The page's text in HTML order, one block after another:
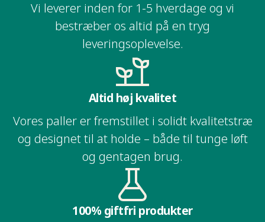
Vi leverer inden for 1-5 hverdage og vi
bestræber os altid på en tryg
leveringsoplevelse.​​​​‌ ‍ ​‍​‍‌‍ ‌ ​‍‌‍‍‌‌‍‌ ‌‍‍‌‌‍ ‍​‍​‍​ ‍‍​‍​‍‌ ​ ‌‍​‌‌‍ ‍‌‍‍‌‌ ‌​‌ ‍‌​‍ ‍‌‍‍‌‌‍ ​‍​‍​‍ ​​‍​‍‌‍‍​‌ ​‍‌‍‌‌‌‍‌‍​‍​‍​ ‍‍​‍​‍‌ ​ ‌ ‌‌‌ ​​‌‍‌‌‌ ​‍​‍ ‌‌‍ ​‌‍ ‌‍‌ ‌‍‍‌‌‍ ‍​‍ ‌‍‍‌‌‍ ‍‌ ‌​‌‍‌‌‌‍ ‍‌ ‌​​‍ ‌‍‌‌‌‍‌​‌‍‍‌‌ ‌​​‍ ‌‍ ‌‌‍ ‌‍‌​‌‍‌‌​ ‌‌ ​​‌ ​‍‌‍‌‌‌ ​ ‌‍‌‌‌‍ ‍‌ ‌​‌‍​‌‌ ‌​‌‍‍‌‌‍ ‌‍ ‍​ ‍ ‌‍‍‌‌‍‌​​ ‌‌ ​ ‌‍‍​‌‍ ‌ ​​‌‍‍‌‌‍‌‍‌ ‍‌‌​​ ‌‍ ‌‍ ​‌‍ ​‌‍‌‌‌‍​ ‌ ‌​‌‍‍‌‌‍ ‌‍ ‍​‍ ‌​ ​‍​ ‍​​ ‌ ​ ‌ ​ ‌ ​ ​‌​ ​ ​ ‌‍​ ​‌​ ‌​​ ‍​​ ‌ ​ ‍ ‌ ‌​‌ ‍‌‌ ​​‌‍‌‌​ ‌‌‍​ ‌‍ ‌‍ ​‌‍ ​‌‍‌‌‌‍​ ‌ ‌​‌‍‍‌‌‍ ‌‍ ‍​ ‍ ‌ ​​‌‍​‌‌ ‌​‌‍‍​​ ‌‌ ​​‌‍​‌‌‍‌ ‌‍‌‌‌​​‍‌ ‌‌‌‍‍‌‌‍ ​‌‍‌​‌‍‌‌‌ ​‍​‍‌‌​ ‌‌‌​​‍‌‌ ‌‍‍ ‌‍‌‌‌ ‍‌​‍‌‌​ ​ ‌​‌​​‍‌‌​ ​ ‌​‌​​‍‌‌​ ​‍​ ​‍​ ​​‌‍‌‌‌‍​‍‌‍‌‍‌‍​‍‌‍‌​​ ‍‌‌‍‌‌​ ​​​ ​ ​ ​ ‌‍‌‍​‍‌‌​ ​‍​ ​‍​‍‌‌​ ‌‌‌​‌​​‍ ‍‌‍​‍‌‍ ‌ ‍​‌‍‌‌‌ ​ ​‍‌‌​ ‌‌‌​​‍‌‌ ‌‍‍ ‌‍‌‌‌ ‍‌​‍‌‌​ ​ ‌​‌​​‍‌‌​ ​ ‌​‌​​‍‌‌​ ​‍​ ​‍​ ‌‌‌‍‌‍​ ‍‌‌‍‌​​ ‌ ​ ‌‍​ ​‌​ ‌‍‌‍‌‍​ ‍‌​ ​‌​ ‌​​‍‌‌​ ​‍​ ​‍​‍‌‌​ ‌‌‌​‌​​‍ ‍‌‍​ ‌‍ ‌‍ ‍‌ ‌​‌‍‌‌‌‍ ‍‌ ‌​​ ‌‍​‍‌‍​‌‌ ​ ‌‍‌‌‌‌‌‌‌ ​‍‌‍ ​​ ‌‌ ​ ‌ ‌‌‌ ​​‌‍‌‌‌ ​‍​‍ ‌‌‍ ​‌‍ ‌‍‌ ‌‍‍‌‌‍ ‍​‍‌‍‌‍‍‌‌‍‌​​ ‌‌ ​ ‌‍‍​‌‍ ‌ ​​‌‍‍‌‌‍‌‍‌ ‍‌‌​​ ‌‍ ‌‍ ​‌‍ ​‌‍‌‌‌‍​ ‌ ‌​‌‍‍‌‌‍ ‌‍ ‍​‍ ‌​ ​‍​ ‍​​ ‌ ​ ‌ ​ ‌ ​ ​‌​ ​ ​ ‌‍​ ​‌​ ‌​​ ‍​​ ‌ ​‍‌‍‌ ‌​‌ ‍‌‌ ​​‌‍‌‌​ ‌‌‍​ ‌‍ ‌‍ ​‌‍ ​‌‍‌‌‌‍​ ‌ ‌​‌‍‍‌‌‍ ‌‍ ‍​‍‌‍‌ ​​‌‍​‌‌ ‌​‌‍‍​​ ‌‌ ​​‌‍​‌‌‍‌ ‌‍‌‌‌​​‍‌ ‌‌‌‍‍‌‌‍ ​‌‍‌​‌‍‌‌‌ ​‍​‍‌‌​ ‌‌‌​​‍‌‌ ‌‍‍ ‌‍‌‌‌ ‍‌​‍‌‌​ ​ ‌​‌​​‍‌‌​ ​ ‌​‌​​‍‌‌​ ​‍​ ​‍​ ​​‌‍‌‌‌‍​‍‌‍‌‍‌‍​‍‌‍‌​​ ‍‌‌‍‌‌​ ​​​ ​ ​ ​ ‌‍‌‍​‍‌‌​ ​‍​ ​‍​‍‌‌​ ‌‌‌​‌​​‍ ‍‌‍​‍‌‍ ‌ ‍​‌‍‌‌‌ ​ ​‍‌‌​ ‌‌‌​​‍‌‌ ‌‍‍ ‌‍‌‌‌ ‍‌​‍‌‌​ ​ ‌​‌​​‍‌‌​ ​ ‌​‌​​‍‌‌​ ​‍​ ​‍​ ‌‌‌‍‌‍​ ‍‌‌‍‌​​ ‌ ​ ‌‍​ ​‌​ ‌‍‌‍‌‍​ ‍‌​ ​‌​ ‌​​‍‌‌​ ​‍​ ​‍​‍‌‌​ ‌‌‌​‌​​‍ ‍‌‍​ ‌‍ ‌‍ ‍‌ ‌​‌‍‌‌‌‍ ‍‌ ‌​​‍‌‍‌ ​​‌‍‌‌‌ ​‍‌ ​ ‌ ​​‌‍‌‌‌‍​ ‌ ‌​‌‍‍‌‌ ‌‍‌‍‌‌​ ‌‌ ​​‌ ‌‌‌‍​‍‌‍ ​‌‍‍‌‌ ​ ‌‍‍​‌‍‌‌‌‍‌​​‍​‍‌ ‌
Altid høj kvalitet​​​​‌ ‍ ​‍​‍‌‍ ‌ ​‍‌‍‍‌‌‍‌ ‌‍‍‌‌‍ ‍​‍​‍​ ‍‍​‍​‍‌ ​ ‌‍​‌‌‍ ‍‌‍‍‌‌ ‌​‌ ‍‌​‍ ‍‌‍‍‌‌‍ ​‍​‍​‍ ​​‍​‍‌‍‍​‌ ​‍‌‍‌‌‌‍‌‍​‍​‍​ ‍‍​‍​‍‌ ​ ‌ ‌‌‌ ​​‌‍‌‌‌ ​‍​‍ ‌‌‍ ​‌‍ ‌‍‌ ‌‍‍‌‌‍ ‍​‍ ‌‍‍‌‌‍ ‍‌ ‌​‌‍‌‌‌‍ ‍‌ ‌​​‍ ‌‍‌‌‌‍‌​‌‍‍‌‌ ‌​​‍ ‌‍ ‌‌‍ ‌‍‌​‌‍‌‌​ ‌‌ ​​‌ ​‍‌‍‌‌‌ ​ ‌‍‌‌‌‍ ‍‌ ‌​‌‍​‌‌ ‌​‌‍‍‌‌‍ ‌‍ ‍​ ‍ ‌‍‍‌‌‍‌​​ ‌‌ ​ ‌‍‍​‌‍ ‌ ​​‌‍‍‌‌‍‌‍‌ ‍‌‌​​ ‌‍ ‌‍ ​‌‍ ​‌‍‌‌‌‍​ ‌ ‌​‌‍‍‌‌‍ ‌‍ ‍​‍ ‌​ ​‍​ ‍​​ ‌ ​ ‌ ​ ‌ ​ ​‌​ ​ ​ ‌‍​ ​‌​ ‌​​ ‍​​ ‌ ​ ‍ ‌ ‌​‌ ‍‌‌ ​​‌‍‌‌​ ‌‌‍​ ‌‍ ‌‍ ​‌‍ ​‌‍‌‌‌‍​ ‌ ‌​‌‍‍‌‌‍ ‌‍ ‍​ ‍ ‌ ​​‌‍​‌‌ ‌​‌‍‍​​ ‌‌ ​​‌‍​‌‌‍‌ ‌‍‌‌‌​​‍‌ ‌‌‌‍‍‌‌‍ ​‌‍‌​‌‍‌‌‌ ​‍​‍‌‌​ ‌‌‌​​‍‌‌ ‌‍‍ ‌‍‌‌‌ ‍‌​‍‌‌​ ​ ‌​‌​​‍‌‌​ ​ ‌​‌​​‍‌‌​ ​‍​ ​‍​ ​​‌‍‌‌‌‍​‍‌‍‌‍‌‍​‍‌‍‌​​ ‍‌‌‍‌‌​ ​​​ ​ ​ ​ ‌‍‌‍​‍‌‌​ ​‍​ ​‍​‍‌‌​ ‌‌‌​‌​​‍ ‍‌‍​‍‌‍ ‌ ‍​‌‍‌‌‌ ​ ​‍‌‌​ ‌‌‌​​‍‌‌ ‌‍‍ ‌‍‌‌‌ ‍‌​‍‌‌​ ​ ‌​‌​​‍‌‌​ ​ ‌​‌​​‍‌‌​ ​‍​ ​‍​ ‌ ​ ‌ ​ ‌‌​ ​ ‌‍‌‌‌‍‌‌​ ​‌​ ‌​‌‍‌‍​ ​‍​ ​‌​ ​ ​‍‌‌​ ​‍​ ​‍​‍‌‌​ ‌‌‌​‌​​‍ ‍‌ ‌​‌‍‍‌‌ ‌​‌‍ ​‌‍‌‌​ ‌‍​‍‌‍​‌‌ ​ ‌‍‌‌‌‌‌‌‌ ​‍‌‍ ​​ ‌‌ ​ ‌ ‌‌‌ ​​‌‍‌‌‌ ​‍​‍ ‌‌‍ ​‌‍ ‌‍‌ ‌‍‍‌‌‍ ‍​‍‌‍‌‍‍‌‌‍‌​​ ‌‌ ​ ‌‍‍​‌‍ ‌ ​​‌‍‍‌‌‍‌‍‌ ‍‌‌​​ ‌‍ ‌‍ ​‌‍ ​‌‍‌‌‌‍​ ‌ ‌​‌‍‍‌‌‍ ‌‍ ‍​‍ ‌​ ​‍​ ‍​​ ‌ ​ ‌ ​ ‌ ​ ​‌​ ​ ​ ‌‍​ ​‌​ ‌​​ ‍​​ ‌ ​‍‌‍‌ ‌​‌ ‍‌‌ ​​‌‍‌‌​ ‌‌‍​ ‌‍ ‌‍ ​‌‍ ​‌‍‌‌‌‍​ ‌ ‌​‌‍‍‌‌‍ ‌‍ ‍​‍‌‍‌ ​​‌‍​‌‌ ‌​‌‍‍​​ ‌‌ ​​‌‍​‌‌‍‌ ‌‍‌‌‌​​‍‌ ‌‌‌‍‍‌‌‍ ​‌‍‌​‌‍‌‌‌ ​‍​‍‌‌​ ‌‌‌​​‍‌‌ ‌‍‍ ‌‍‌‌‌ ‍‌​‍‌‌​ ​ ‌​‌​​‍‌‌​ ​ ‌​‌​​‍‌‌​ ​‍​ ​‍​ ​​‌‍‌‌‌‍​‍‌‍‌‍‌‍​‍‌‍‌​​ ‍‌‌‍‌‌​ ​​​ ​ ​ ​ ‌‍‌‍​‍‌‌​ ​‍​ ​‍​‍‌‌​ ‌‌‌​‌​​‍ ‍‌‍​‍‌‍ ‌ ‍​‌‍‌‌‌ ​ ​‍‌‌​ ‌‌‌​​‍‌‌ ‌‍‍ ‌‍‌‌‌ ‍‌​‍‌‌​ ​ ‌​‌​​‍‌‌​ ​ ‌​‌​​‍‌‌​ ​‍​ ​‍​ ‌ ​ ‌ ​ ‌‌​ ​ ‌‍‌‌‌‍‌‌​ ​‌​ ‌​‌‍‌‍​ ​‍​ ​‌​ ​ ​‍‌‌​ ​‍​ ​‍​‍‌‌​ ‌‌‌​‌​​‍ ‍‌ ‌​‌‍‍‌‌ ‌​‌‍ ​‌‍‌‌​‍‌‍‌ ​​‌‍‌‌‌ ​‍‌ ​ ‌ ​​‌‍‌‌‌‍​ ‌ ‌​‌‍‍‌‌ ‌‍‌‍‌‌​ ‌‌ ​​‌ ‌‌‌‍​‍‌‍ ​‌‍‍‌‌ ​ ‌‍‍​‌‍‌‌‌‍‌​​‍​‍‌ ‌
Vores paller er fremstillet i solidt kvalitetstræ
og designet til at holde – både til tunge løft
og gentagen brug.​​​​‌ ‍ ​‍​‍‌‍ ‌ ​‍‌‍‍‌‌‍‌ ‌‍‍‌‌‍ ‍​‍​‍​ ‍‍​‍​‍‌ ​ ‌‍​‌‌‍ ‍‌‍‍‌‌ ‌​‌ ‍‌​‍ ‍‌‍‍‌‌‍ ​‍​‍​‍ ​​‍​‍‌‍‍​‌ ​‍‌‍‌‌‌‍‌‍​‍​‍​ ‍‍​‍​‍‌ ​ ‌ ‌‌‌ ​​‌‍‌‌‌ ​‍​‍ ‌‌‍ ​‌‍ ‌‍‌ ‌‍‍‌‌‍ ‍​‍ ‌‍‍‌‌‍ ‍‌ ‌​‌‍‌‌‌‍ ‍‌ ‌​​‍ ‌‍‌‌‌‍‌​‌‍‍‌‌ ‌​​‍ ‌‍ ‌‌‍ ‌‍‌​‌‍‌‌​ ‌‌ ​​‌ ​‍‌‍‌‌‌ ​ ‌‍‌‌‌‍ ‍‌ ‌​‌‍​‌‌ ‌​‌‍‍‌‌‍ ‌‍ ‍​ ‍ ‌‍‍‌‌‍‌​​ ‌‌ ​ ‌‍‍​‌‍ ‌ ​​‌‍‍‌‌‍‌‍‌ ‍‌‌​​ ‌‍ ‌‍ ​‌‍ ​‌‍‌‌‌‍​ ‌ ‌​‌‍‍‌‌‍ ‌‍ ‍​‍ ‌​ ​‍​ ‍​​ ‌ ​ ‌ ​ ‌ ​ ​‌​ ​ ​ ‌‍​ ​‌​ ‌​​ ‍​​ ‌ ​ ‍ ‌ ‌​‌ ‍‌‌ ​​‌‍‌‌​ ‌‌‍​ ‌‍ ‌‍ ​‌‍ ​‌‍‌‌‌‍​ ‌ ‌​‌‍‍‌‌‍ ‌‍ ‍​ ‍ ‌ ​​‌‍​‌‌ ‌​‌‍‍​​ ‌‌ ​​‌‍​‌‌‍‌ ‌‍‌‌‌​​‍‌ ‌‌‌‍‍‌‌‍ ​‌‍‌​‌‍‌‌‌ ​‍​‍‌‌​ ‌‌‌​​‍‌‌ ‌‍‍ ‌‍‌‌‌ ‍‌​‍‌‌​ ​ ‌​‌​​‍‌‌​ ​ ‌​‌​​‍‌‌​ ​‍​ ​‍​ ​​‌‍‌‌‌‍​‍‌‍‌‍‌‍​‍‌‍‌​​ ‍‌‌‍‌‌​ ​​​ ​ ​ ​ ‌‍‌‍​‍‌‌​ ​‍​ ​‍​‍‌‌​ ‌‌‌​‌​​‍ ‍‌‍​‍‌‍ ‌ ‍​‌‍‌‌‌ ​ ​‍‌‌​ ‌‌‌​​‍‌‌ ‌‍‍ ‌‍‌‌‌ ‍‌​‍‌‌​ ​ ‌​‌​​‍‌‌​ ​ ‌​‌​​‍‌‌​ ​‍​ ​‍​ ‌ ​ ‌ ​ ‌‌​ ​ ‌‍‌‌‌‍‌‌​ ​‌​ ‌​‌‍‌‍​ ​‍​ ​‌​ ​ ​‍‌‌​ ​‍​ ​‍​‍‌‌​ ‌‌‌​‌​​‍ ‍‌‍​ ‌‍ ‌‍ ‍‌ ‌​‌‍‌‌‌‍ ‍‌ ‌​​ ‌‍​‍‌‍​‌‌ ​ ‌‍‌‌‌‌‌‌‌ ​‍‌‍ ​​ ‌‌ ​ ‌ ‌‌‌ ​​‌‍‌‌‌ ​‍​‍ ‌‌‍ ​‌‍ ‌‍‌ ‌‍‍‌‌‍ ‍​‍‌‍‌‍‍‌‌‍‌​​ ‌‌ ​ ‌‍‍​‌‍ ‌ ​​‌‍‍‌‌‍‌‍‌ ‍‌‌​​ ‌‍ ‌‍ ​‌‍ ​‌‍‌‌‌‍​ ‌ ‌​‌‍‍‌‌‍ ‌‍ ‍​‍ ‌​ ​‍​ ‍​​ ‌ ​ ‌ ​ ‌ ​ ​‌​ ​ ​ ‌‍​ ​‌​ ‌​​ ‍​​ ‌ ​‍‌‍‌ ‌​‌ ‍‌‌ ​​‌‍‌‌​ ‌‌‍​ ‌‍ ‌‍ ​‌‍ ​‌‍‌‌‌‍​ ‌ ‌​‌‍‍‌‌‍ ‌‍ ‍​‍‌‍‌ ​​‌‍​‌‌ ‌​‌‍‍​​ ‌‌ ​​‌‍​‌‌‍‌ ‌‍‌‌‌​​‍‌ ‌‌‌‍‍‌‌‍ ​‌‍‌​‌‍‌‌‌ ​‍​‍‌‌​ ‌‌‌​​‍‌‌ ‌‍‍ ‌‍‌‌‌ ‍‌​‍‌‌​ ​ ‌​‌​​‍‌‌​ ​ ‌​‌​​‍‌‌​ ​‍​ ​‍​ ​​‌‍‌‌‌‍​‍‌‍‌‍‌‍​‍‌‍‌​​ ‍‌‌‍‌‌​ ​​​ ​ ​ ​ ‌‍‌‍​‍‌‌​ ​‍​ ​‍​‍‌‌​ ‌‌‌​‌​​‍ ‍‌‍​‍‌‍ ‌ ‍​‌‍‌‌‌ ​ ​‍‌‌​ ‌‌‌​​‍‌‌ ‌‍‍ ‌‍‌‌‌ ‍‌​‍‌‌​ ​ ‌​‌​​‍‌‌​ ​ ‌​‌​​‍‌‌​ ​‍​ ​‍​ ‌ ​ ‌ ​ ‌‌​ ​ ‌‍‌‌‌‍‌‌​ ​‌​ ‌​‌‍‌‍​ ​‍​ ​‌​ ​ ​‍‌‌​ ​‍​ ​‍​‍‌‌​ ‌‌‌​‌​​‍ ‍‌‍​ ‌‍ ‌‍ ‍‌ ‌​‌‍‌‌‌‍ ‍‌ ‌​​‍‌‍‌ ​​‌‍‌‌‌ ​‍‌ ​ ‌ ​​‌‍‌‌‌‍​ ‌ ‌​‌‍‍‌‌ ‌‍‌‍‌‌​ ‌‌ ​​‌ ‌‌‌‍​‍‌‍ ​‌‍‍‌‌ ​ ‌‍‍​‌‍‌‌‌‍‌​​‍​‍‌ ‌
100% giftfri produkter​​​​‌ ‍ ​‍​‍‌‍ ‌ ​‍‌‍‍‌‌‍‌ ‌‍‍‌‌‍ ‍​‍​‍​ ‍‍​‍​‍‌ ​ ‌‍​‌‌‍ ‍‌‍‍‌‌ ‌​‌ ‍‌​‍ ‍‌‍‍‌‌‍ ​‍​‍​‍ ​​‍​‍‌‍‍​‌ ​‍‌‍‌‌‌‍‌‍​‍​‍​ ‍‍​‍​‍‌ ​ ‌ ‌‌‌ ​​‌‍‌‌‌ ​‍​‍ ‌‌‍ ​‌‍ ‌‍‌ ‌‍‍‌‌‍ ‍​‍ ‌‍‍‌‌‍ ‍‌ ‌​‌‍‌‌‌‍ ‍‌ ‌​​‍ ‌‍‌‌‌‍‌​‌‍‍‌‌ ‌​​‍ ‌‍ ‌‌‍ ‌‍‌​‌‍‌‌​ ‌‌ ​​‌ ​‍‌‍‌‌‌ ​ ‌‍‌‌‌‍ ‍‌ ‌​‌‍​‌‌ ‌​‌‍‍‌‌‍ ‌‍ ‍​ ‍ ‌‍‍‌‌‍‌​​ ‌‌ ​ ‌‍‍​‌‍ ‌ ​​‌‍‍‌‌‍‌‍‌ ‍‌‌​​ ‌‍ ‌‍ ​‌‍ ​‌‍‌‌‌‍​ ‌ ‌​‌‍‍‌‌‍ ‌‍ ‍​‍ ‌​ ​‍​ ‍​​ ‌ ​ ‌ ​ ‌ ​ ​‌​ ​ ​ ‌‍​ ​‌​ ‌​​ ‍​​ ‌ ​ ‍ ‌ ‌​‌ ‍‌‌ ​​‌‍‌‌​ ‌‌‍​ ‌‍ ‌‍ ​‌‍ ​‌‍‌‌‌‍​ ‌ ‌​‌‍‍‌‌‍ ‌‍ ‍​ ‍ ‌ ​​‌‍​‌‌ ‌​‌‍‍​​ ‌‌ ​​‌‍​‌‌‍‌ ‌‍‌‌‌​​‍‌ ‌‌‌‍‍‌‌‍ ​‌‍‌​‌‍‌‌‌ ​‍​‍‌‌​ ‌‌‌​​‍‌‌ ‌‍‍ ‌‍‌‌‌ ‍‌​‍‌‌​ ​ ‌​‌​​‍‌‌​ ​ ‌​‌​​‍‌‌​ ​‍​ ​‍​ ​​‌‍‌‌‌‍​‍‌‍‌‍‌‍​‍‌‍‌​​ ‍‌‌‍‌‌​ ​​​ ​ ​ ​ ‌‍‌‍​‍‌‌​ ​‍​ ​‍​‍‌‌​ ‌‌‌​‌​​‍ ‍‌‍​‍‌‍ ‌ ‍​‌‍‌‌‌ ​ ​‍‌‌​ ‌‌‌​​‍‌‌ ‌‍‍ ‌‍‌‌‌ ‍‌​‍‌‌​ ​ ‌​‌​​‍‌‌​ ​ ‌​‌​​‍‌‌​ ​‍​ ​‍​ ​ ​ ‌‌​ ‌‌​ ​​‌‍‌‍​ ​ ​ ​‍​ ‍​‌‍​‌‌‍​ ​ ‌ ​ ​‌​‍‌‌​ ​‍​ ​‍​‍‌‌​ ‌‌‌​‌​​‍ ‍‌ ‌​‌‍‍‌‌ ‌​‌‍ ​‌‍‌‌​ ‌‍​‍‌‍​‌‌ ​ ‌‍‌‌‌‌‌‌‌ ​‍‌‍ ​​ ‌‌ ​ ‌ ‌‌‌ ​​‌‍‌‌‌ ​‍​‍ ‌‌‍ ​‌‍ ‌‍‌ ‌‍‍‌‌‍ ‍​‍‌‍‌‍‍‌‌‍‌​​ ‌‌ ​ ‌‍‍​‌‍ ‌ ​​‌‍‍‌‌‍‌‍‌ ‍‌‌​​ ‌‍ ‌‍ ​‌‍ ​‌‍‌‌‌‍​ ‌ ‌​‌‍‍‌‌‍ ‌‍ ‍​‍ ‌​ ​‍​ ‍​​ ‌ ​ ‌ ​ ‌ ​ ​‌​ ​ ​ ‌‍​ ​‌​ ‌​​ ‍​​ ‌ ​‍‌‍‌ ‌​‌ ‍‌‌ ​​‌‍‌‌​ ‌‌‍​ ‌‍ ‌‍ ​‌‍ ​‌‍‌‌‌‍​ ‌ ‌​‌‍‍‌‌‍ ‌‍ ‍​‍‌‍‌ ​​‌‍​‌‌ ‌​‌‍‍​​ ‌‌ ​​‌‍​‌‌‍‌ ‌‍‌‌‌​​‍‌ ‌‌‌‍‍‌‌‍ ​‌‍‌​‌‍‌‌‌ ​‍​‍‌‌​ ‌‌‌​​‍‌‌ ‌‍‍ ‌‍‌‌‌ ‍‌​‍‌‌​ ​ ‌​‌​​‍‌‌​ ​ ‌​‌​​‍‌‌​ ​‍​ ​‍​ ​​‌‍‌‌‌‍​‍‌‍‌‍‌‍​‍‌‍‌​​ ‍‌‌‍‌‌​ ​​​ ​ ​ ​ ‌‍‌‍​‍‌‌​ ​‍​ ​‍​‍‌‌​ ‌‌‌​‌​​‍ ‍‌‍​‍‌‍ ‌ ‍​‌‍‌‌‌ ​ ​‍‌‌​ ‌‌‌​​‍‌‌ ‌‍‍ ‌‍‌‌‌ ‍‌​‍‌‌​ ​ ‌​‌​​‍‌‌​ ​ ‌​‌​​‍‌‌​ ​‍​ ​‍​ ​ ​ ‌‌​ ‌‌​ ​​‌‍‌‍​ ​ ​ ​‍​ ‍​‌‍​‌‌‍​ ​ ‌ ​ ​‌​‍‌‌​ ​‍​ ​‍​‍‌‌​ ‌‌‌​‌​​‍ ‍‌ ‌​‌‍‍‌‌ ‌​‌‍ ​‌‍‌‌​‍‌‍‌ ​​‌‍‌‌‌ ​‍‌ ​ ‌ ​​‌‍‌‌‌‍​ ‌ ‌​‌‍‍‌‌ ‌‍‌‍‌‌​ ‌‌ ​​‌ ‌‌‌‍​‍‌‍ ​‌‍‍‌‌ ​ ‌‍‍​‌‍‌‌‌‍‌​​‍​‍‌ ‌